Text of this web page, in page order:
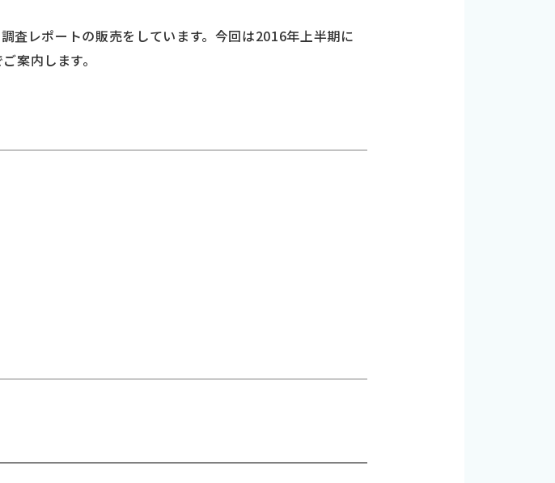
査レポートの販売をしています。今回は2016年上半期に
案内します。